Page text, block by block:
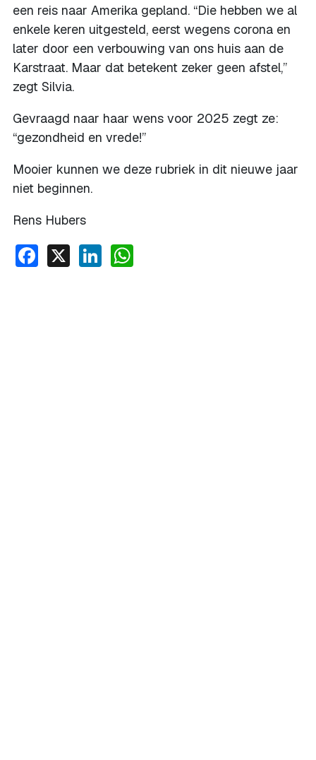
een reis naar Amerika gepland. “Die hebben we al
enkele keren uitgesteld, eerst wegens corona en
later door een verbouwing van ons huis aan de
Karstraat. Maar dat betekent zeker geen afstel,”
zegt Silvia.
Gevraagd naar haar wens voor 2025 zegt ze:
“gezondheid en vrede!”
Mooier kunnen we deze rubriek in dit nieuwe jaar
niet beginnen.
Rens Hubers
Facebook
X LinkedIn